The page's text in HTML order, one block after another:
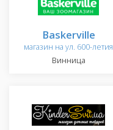
Baskerville
магазин на ул. 600-летия
Винница